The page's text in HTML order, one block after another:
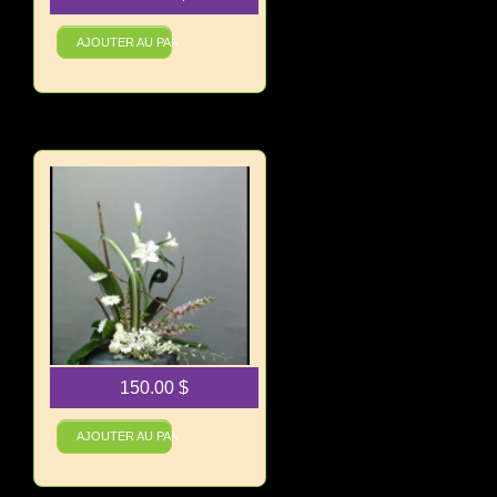
AJOUTER AU PANIER
Pureté Zen150.00 $
AJOUTER AU PANIER